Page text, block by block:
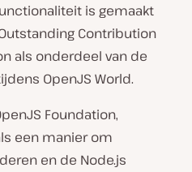
is gemaakt
Contribution
als onderdeel van de
OpenJS World.
Foundation,
een manier om
en de Node.js